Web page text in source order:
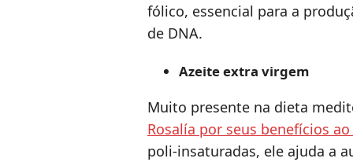
fólico, essencial para a
de DNA.
Azeite extra virgem
Muito presente na dieta
Rosalía por seus benefícios
poli-insaturadas, ele ajuda a